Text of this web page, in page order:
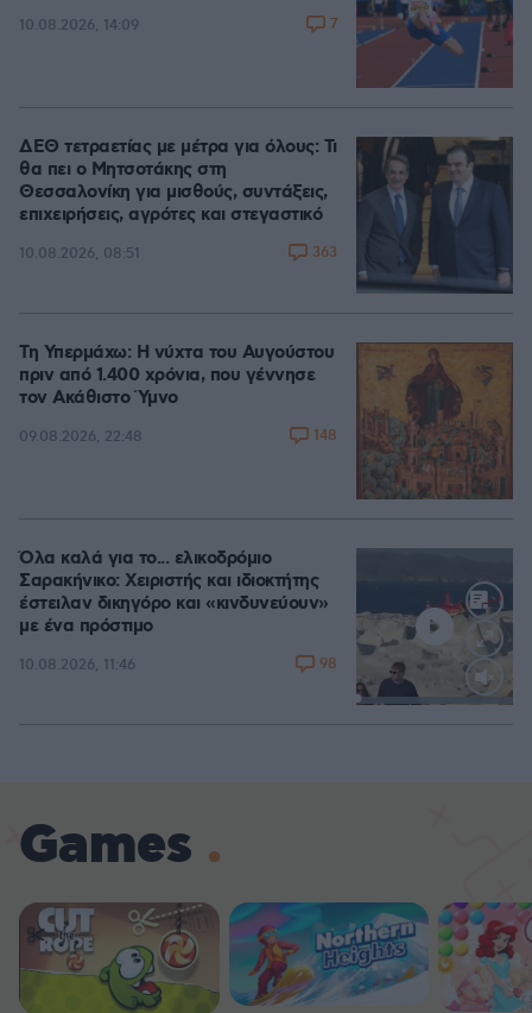
10.08.2026, 14:09 7
ΔΕΘ τετραετίας με μέτρα για όλους: Τι
θα πει ο Μητσοτάκης στη
Θεσσαλονίκη για μισθούς, συντάξεις,
επιχειρήσεις, αγρότες και στεγαστικό
10.08.2026, 08:51 363
Τη Υπερμάχω: Η νύχτα του Αυγούστου
πριν από 1.400 χρόνια, που γέννησε
τον Ακάθιστο Ύμνο
09.08.2026, 22:48 148
Loaded
Όλα καλά για το... ελικοδρόμιο
Σαρακήνικο: Χειριστής και ιδιοκτήτης
έστειλαν δικηγόρο και «κινδυνεύουν»
με ένα πρόστιμο
10.08.2026, 11:46 98
Games